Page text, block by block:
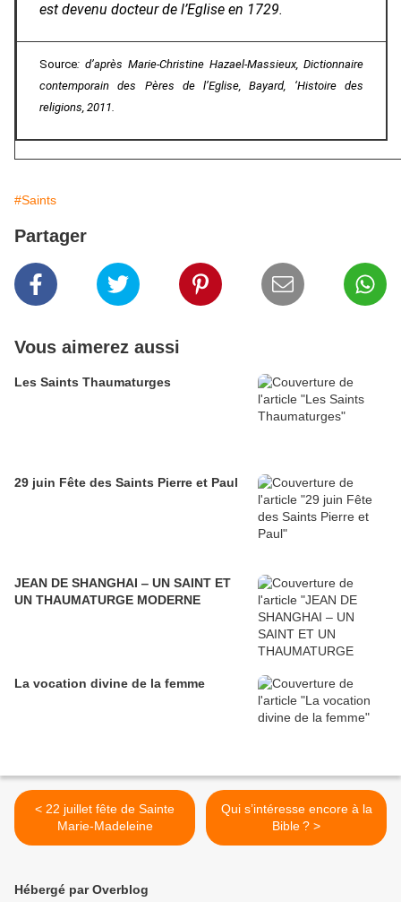
est devenu docteur de l’Eglise en 1729.
Source: d’après Marie-Christine Hazael-Massieux, Dictionnaire
contemporain des Pères de l’Eglise, Bayard, ‘Histoire des
religions, 2011.
#Saints
Partager
Vous aimerez aussi
Les Saints Thaumaturges
29 juin Fête des Saints Pierre et Paul
JEAN DE SHANGHAI ‒ UN SAINT ET
UN THAUMATURGE MODERNE
La vocation divine de la femme
< 22 juillet fête de Sainte
Marie-Madeleine
Qui s’intéresse encore à la
Bible ? >
Hébergé par Overblog